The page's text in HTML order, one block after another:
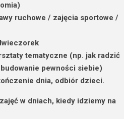
ruchowe / zajęcia sportowe /
tematyczne (np. jak radzić
pewności siebie)
dnia, odbiór dzieci.
w dniach, kiedy idziemy na